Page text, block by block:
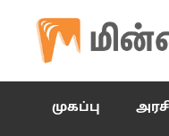
content
முகப்பு